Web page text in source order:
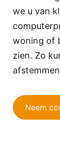
we u van
woning of
zien. Zo
Neem